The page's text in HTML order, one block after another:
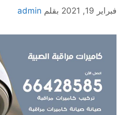
فبراير 19, 2021 بقلم admin